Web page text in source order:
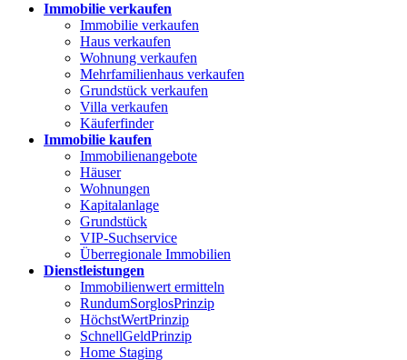
Immobilie verkaufen
Immobilie verkaufen
Haus verkaufen
Wohnung verkaufen
Mehrfamilienhaus verkaufen
Grundstück verkaufen
Villa verkaufen
Käuferfinder
Immobilie kaufen
Immobilienangebote
Häuser
Wohnungen
Kapitalanlage
Grundstück
VIP-Suchservice
Überregionale Immobilien
Dienstleistungen
Immobilienwert ermitteln
RundumSorglosPrinzip
HöchstWertPrinzip
SchnellGeldPrinzip
Home Staging